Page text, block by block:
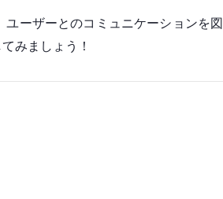
ーザーとのコミュニケーションを
みましょう！